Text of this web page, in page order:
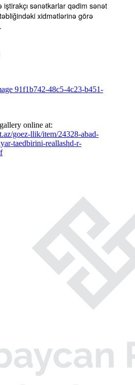
sənətkarlar qədim sənət
xidmətlərinə görə
online at:
goez-llik/item/24328-abad-
taedbirini-reallashd-r-